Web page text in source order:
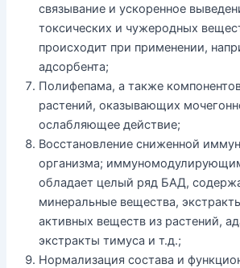
связывание и ускоренное
токсических и чужеродных
происходит при применении,
адсорбента;
Полифепама, а также
растений, оказывающих
ослабляющее действие;
Восстановление сниженной
организма;
обладает целый ряд БАД,
минеральные вещества,
активных веществ из растений,
экстракты тимуса и т.д.;
Нормализация состава и